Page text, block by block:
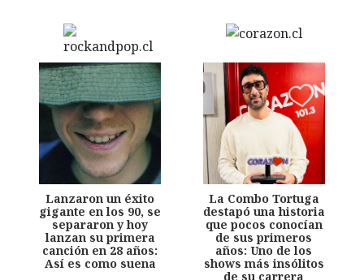
Lanzaron un éxito
gigante en los 90, se
separaron y hoy
lanzan su primera
canción en 28 años:
Así es como suena
La Combo Tortuga
destapó una historia
que pocos conocían
de sus primeros
años: Uno de los
shows más insólitos
de su carrera